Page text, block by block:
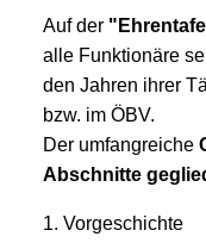
Auf der
alle Funktionäre
den Jahren ihrer
bzw. im ÖBV.
Der umfangreiche
Abschnitte
1. Vorgeschichte